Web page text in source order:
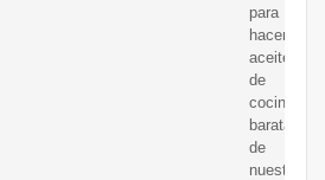
para
hacer
aceite
de
cocina
baratas
de
nuestra